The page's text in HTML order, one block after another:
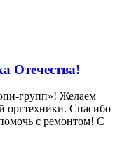
Отечества!
Желаем
оргтехники. Спасибо
с ремонтом! С